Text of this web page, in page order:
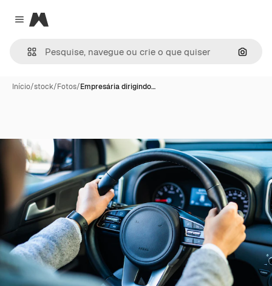
Close menu
Magnific
Início/stock/Fotos/Empresária dirigindo…